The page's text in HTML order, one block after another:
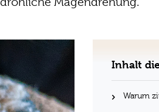
Inhalt
Warum